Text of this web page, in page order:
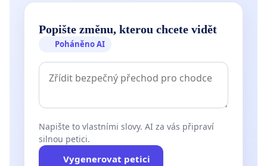
Popište změnu, kterou chcete vidět
Poháněno AI
Napište to vlastními slovy. AI za vás připraví
silnou petici.
Vygenerovat petici